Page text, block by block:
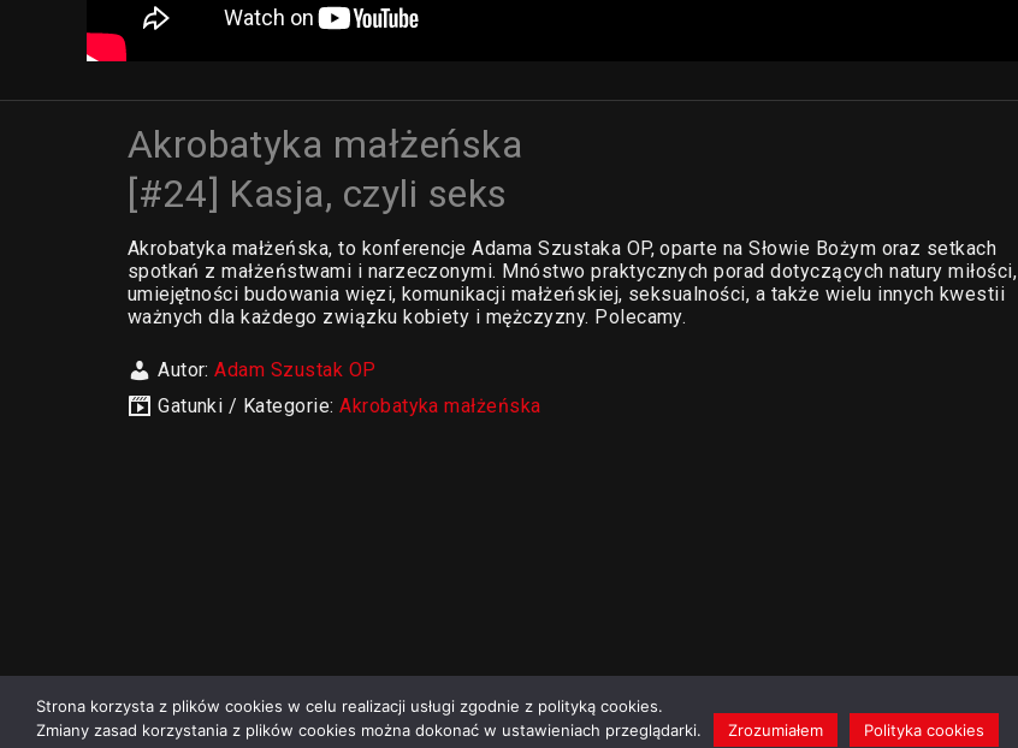
Akrobatyka małżeńska
[#24] Kasja, czyli seks
Akrobatyka małżeńska, to konferencje Adama Szustaka OP, oparte na Słowie Bożym oraz setkach
spotkań z małżeństwami i narzeczonymi. Mnóstwo praktycznych porad dotyczących natury miłości,
umiejętności budowania więzi, komunikacji małżeńskiej, seksualności, a także wielu innych kwestii
ważnych dla każdego związku kobiety i mężczyzny. Polecamy.
Autor:Adam Szustak OP
Gatunki / Kategorie:Akrobatyka małżeńska
Strona korzysta z plików cookies w celu realizacji usługi zgodnie z polityką cookies.
Zmiany zasad korzystania z plików cookies można dokonać w ustawieniach przeglądarki.
Zrozumiałem Polityka cookies